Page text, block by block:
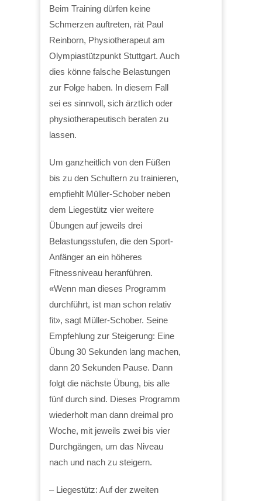
Beim Training dürfen keine
Schmerzen auftreten, rät Paul
Reinborn, Physiotherapeut am
Olympiastützpunkt Stuttgart. Auch
dies könne falsche Belastungen
zur Folge haben. In diesem Fall
sei es sinnvoll, sich ärztlich oder
physiotherapeutisch beraten zu
lassen.
Um ganzheitlich von den Füßen
bis zu den Schultern zu trainieren,
empfiehlt Müller-Schober neben
dem Liegestütz vier weitere
Übungen auf jeweils drei
Belastungsstufen, die den Sport-
Anfänger an ein höheres
Fitnessniveau heranführen.
«Wenn man dieses Programm
durchführt, ist man schon relativ
fit», sagt Müller-Schober. Seine
Empfehlung zur Steigerung: Eine
Übung 30 Sekunden lang machen,
dann 20 Sekunden Pause. Dann
folgt die nächste Übung, bis alle
fünf durch sind. Dieses Programm
wiederholt man dann dreimal pro
Woche, mit jeweils zwei bis vier
Durchgängen, um das Niveau
nach und nach zu steigern.
– Liegestütz: Auf der zweiten